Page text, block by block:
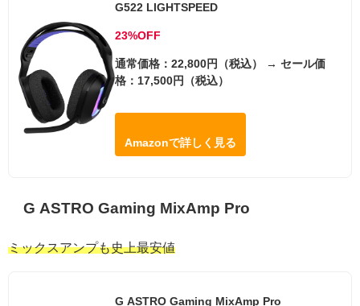
G522 LIGHTSPEED
23%OFF
通常価格：22,800円（税込） → セール価
格：17,500円（税込）
Amazonで詳しく見る
G ASTRO Gaming MixAmp Pro
ミックスアンプも史上最安値
G ASTRO Gaming MixAmp Pro